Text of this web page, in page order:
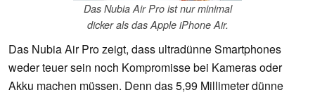
Das Nubia Air Pro ist nur minimal
dicker als das Apple iPhone Air.
Das Nubia Air Pro zeigt, dass ultradünne Smartphones
weder teuer sein noch Kompromisse bei Kameras oder
Akku machen müssen. Denn das 5,99 Millimeter dünne